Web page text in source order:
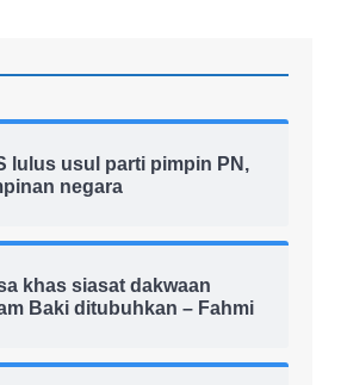
lulus usul parti pimpin PN,
negara
khas siasat dakwaan
Baki ditubuhkan – Fahmi